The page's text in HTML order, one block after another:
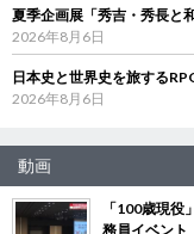
夏季企画展「秀吉・秀長と
2026年8月6日
日本史と世界史を旅する
2026年8月6日
動画
「100歳現
務員イベント